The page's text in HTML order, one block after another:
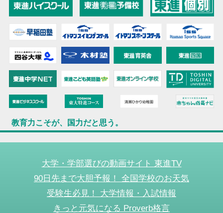
教育力こそが、国力だと思う。
大学・学部選びの動画サイト 東進TV
90日先まで大胆予報！ 全国学校のお天気
受験生必見！ 大学情報・入試情報
きっと元気になる Proverb格言